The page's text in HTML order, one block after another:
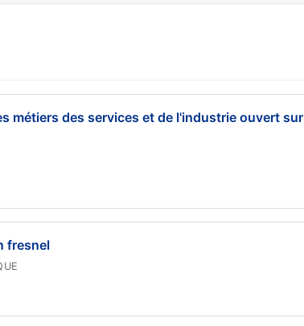
métiers des services et de l'industrie ouvert sur
fresnel